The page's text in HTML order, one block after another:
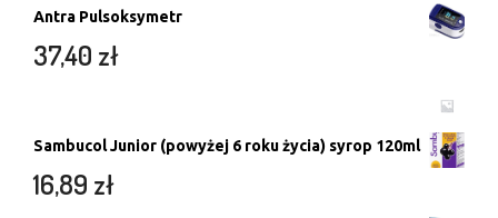
Antra Pulsoksymetr
37,40 zł
Sambucol Junior (powyżej 6 roku życia) syrop 120ml
16,89 zł